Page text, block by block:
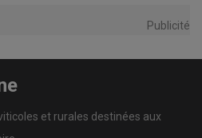
Publicité
et rurales destinées aux